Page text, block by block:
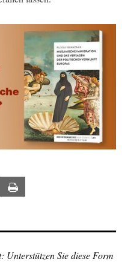
Email
Unterstützen Sie diese Form